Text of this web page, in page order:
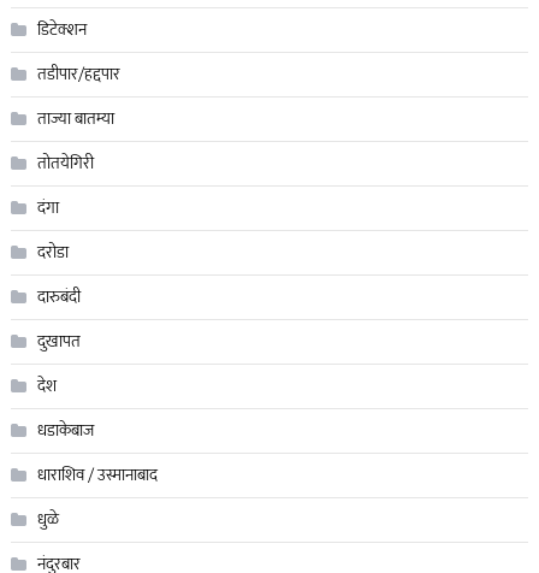
डिटेक्शन
तडीपार/हद्दपार
ताज्या बातम्या
तोतयेगिरी
दंगा
दरोडा
दारुबंदी
दुखापत
देश
धडाकेबाज
धाराशिव / उस्मानाबाद
धुळे
नंदुरबार